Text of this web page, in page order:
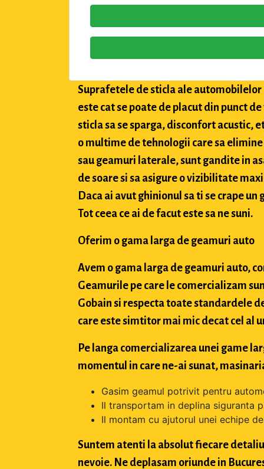
Suprafetele de sticla ale automobilelor
este cat se poate de placut din punct
sticla sa se sparga, disconfort acustic,
o multime de tehnologii care sa
sau geamuri laterale, sunt gandite in
de soare si sa asigure o vizibilitate
Daca ai avut ghinionul sa ti se crape
Tot ceea ce ai de facut este sa ne suni.
Oferim o gama larga de geamuri auto
Avem o gama larga de geamuri auto,
Geamurile pe care le comercializam
Gobain si respecta toate standardele
care este simtitor mai mic decat cel al
Pe langa comercializarea unei game
momentul in care ne-ai sunat,
Gasim geamul potrivit pentru
Il transportam in deplina siguranta
Il montam cu ajutorul unei echipe
Suntem atenti la absolut fiecare
nevoie. Ne deplasam oriunde in